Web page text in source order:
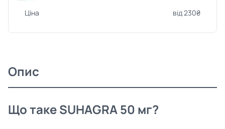
Ціна
від 230₴
Опис
Що таке SUHAGRA 50 мг?